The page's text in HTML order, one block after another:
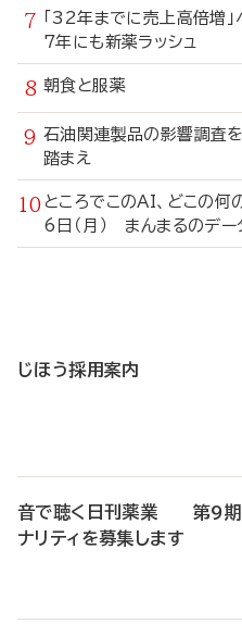
「32年までに売上高倍増
7年にも新薬ラッシュ
朝食と服薬
石油関連製品の影響調
踏まえ
ところでこのAI、どこ
6日（月） まんまるのデー
じほう採用案内
音で聴く日刊薬業 第9期
ナリティを募集します